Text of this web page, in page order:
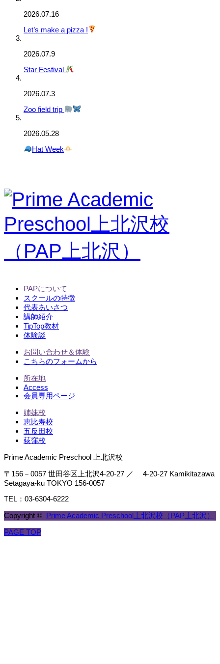
2026.07.16
Let’s make a pizza !
2026.07.9
Star Festival
2026.07.3
Zoo field trip
2026.05.28
Hat Week
PAPについて
スクールの特徴
代表あいさつ
講師紹介
TipTop教材
体験談
お問い合わせ＆体験
こちらのフォームから
所在地
Access
会員専用ページ
姉妹校
恵比寿校
五反田校
荻窪校
Prime Academic Preschool 上北沢校
〒156－0057 世田谷区上北沢4-20-27 ／ 4-20-27 Kamikitazawa
Setagaya-ku TOKYO 156-0057
TEL：03-6304-6222
Copyright © Prime Academic Preschool上北沢校（PAP上北沢）
PAGE TOP